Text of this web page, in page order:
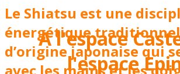
Yoga °
A l'espace
l'espace
Le Shiatsu est une
énergétique
d’origine japonaise qui